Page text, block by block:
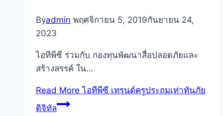
Byadmin พฤศจิกายน 5, 2019กันยายน 24,
2023
ไอทีพีซี ร่วมกับ กองทุนพัฒนาสื่อปลอดภัยและ
สร้างสรรค์ ใน…
Read More ไอทีพีซี เทรนด์ครูประถมเท่าทันภัย
ดิจิทัล